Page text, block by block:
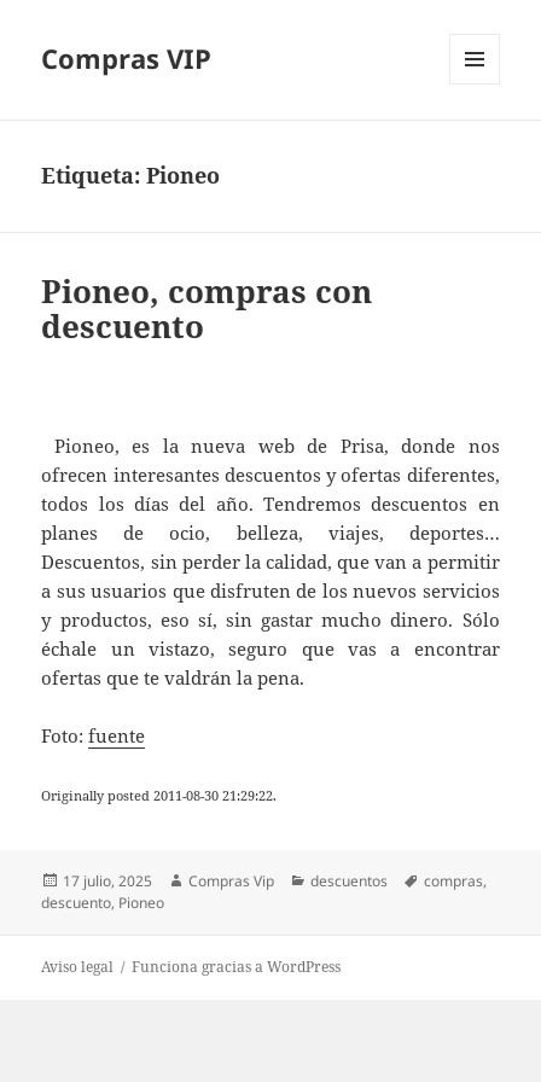
Compras VIP
Etiqueta:Pioneo
Pioneo, compras con
descuento
Pioneo, es la nueva web de Prisa, donde nos
ofrecen interesantes descuentos y ofertas diferentes,
todos los días del año. Tendremos descuentos en
planes de ocio, belleza, viajes, deportes…
Descuentos, sin perder la calidad, que van a permitir
a sus usuarios que disfruten de los nuevos servicios
y productos, eso sí, sin gastar mucho dinero. Sólo
échale un vistazo, seguro que vas a encontrar
ofertas que te valdrán la pena.
Foto:fuente
Originally posted 2011-08-30 21:29:22.
Publicado
el
17 julio, 2025 Autor
Compras Vip Categorías
descuentos Etiquetas
compras,
descuento, Pioneo
Aviso legal Funciona gracias a WordPress